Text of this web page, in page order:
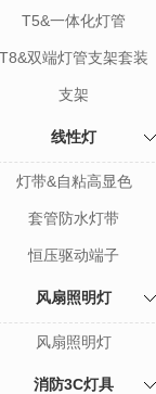
T5&一体化灯管
T8&双端灯管支架套装
支架
线性灯
灯带&自粘高显色
套管防水灯带
恒压驱动端子
风扇照明灯
风扇照明灯
消防3C灯具